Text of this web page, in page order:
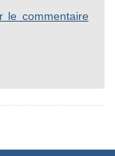
le commentaire